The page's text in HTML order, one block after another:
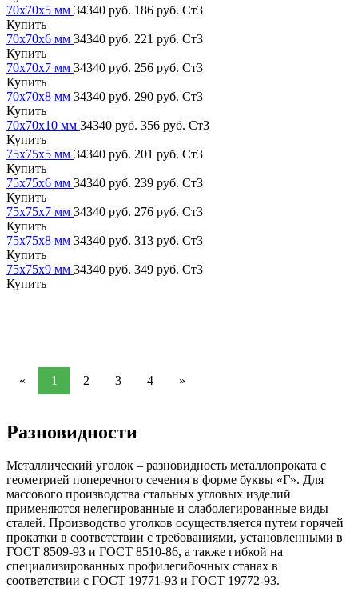
70х70х5 мм 34340 руб. 186 руб. Ст3
Купить
70х70х6 мм 34340 руб. 221 руб. Ст3
Купить
70х70х7 мм 34340 руб. 256 руб. Ст3
Купить
70х70х8 мм 34340 руб. 290 руб. Ст3
Купить
70х70х10 мм 34340 руб. 356 руб. Ст3
Купить
75х75х5 мм 34340 руб. 201 руб. Ст3
Купить
75х75х6 мм 34340 руб. 239 руб. Ст3
Купить
75х75х7 мм 34340 руб. 276 руб. Ст3
Купить
75х75х8 мм 34340 руб. 313 руб. Ст3
Купить
75х75х9 мм 34340 руб. 349 руб. Ст3
Купить
« 1 2 3 4 »
Разновидности
Металлический уголок – разновидность металлопроката с
геометрией поперечного сечения в форме буквы «Г». Для
массового производства стальных угловых изделий
применяются нелегированные и слаболегированные виды
сталей. Производство уголков осуществляется путем горячей
прокатки в соответствии с требованиями, установленными в
ГОСТ 8509-93 и ГОСТ 8510-86, а также гибкой на
специализированных профилегибочных станах в
соответствии с ГОСТ 19771-93 и ГОСТ 19772-93.